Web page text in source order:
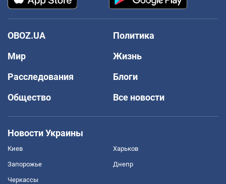
OBOZ.UA
Политика
Мир
Жизнь
Расследования
Блоги
Общество
Все новости
Новости Украины
Киев Харьков
Запорожье Днепр
Черкассы